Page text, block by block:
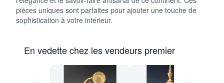
pièces uniques sont parfaites pour ajouter une touche de
sophistication à votre intérieur.
En vedette chez les vendeurs premier